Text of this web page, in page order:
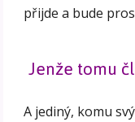
přijde a bude
Jenže tomu
A jediný, komu